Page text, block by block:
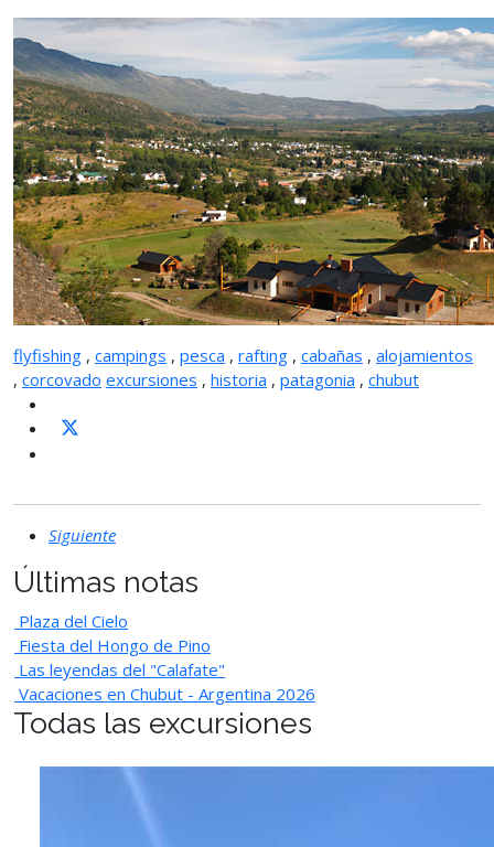
flyfishing , campings , pesca , rafting , cabañas , alojamientos
, corcovado excursiones , historia , patagonia , chubut
Siguiente
Últimas notas
Plaza del Cielo
Fiesta del Hongo de Pino
Las leyendas del "Calafate"
Vacaciones en Chubut - Argentina 2026
Todas las excursiones